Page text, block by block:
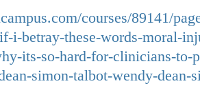
courses/89141/
i-betray-these-words-moral-
its-so-hard-for-clinicians-to-
simon-talbot-wendy-dean-